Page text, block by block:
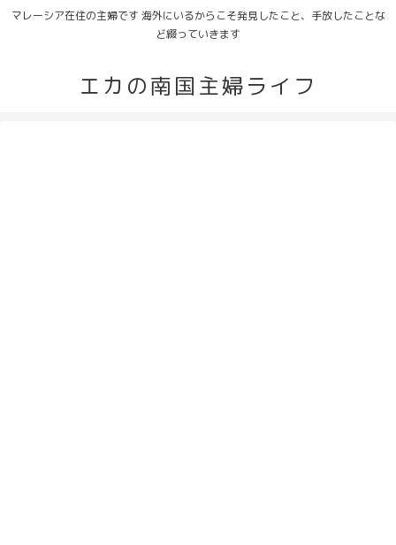
マレーシア在住の主婦です 海外にいるからこそ発見したこと、手放したことな
ど綴っていきます
エカの南国主婦ライフ